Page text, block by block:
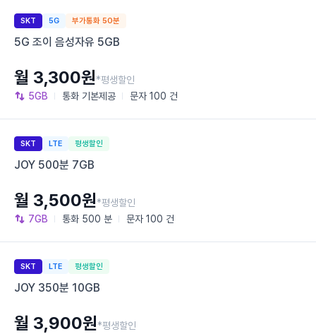
SKT 5G 부가통화 50분
5G 조이 음성자유 5GB
5GB 통화 기본제공 문자 100 건
월 3,300원*평생할인
SKT LTE 평생할인
JOY 500분 7GB
7GB 통화 500 분 문자 100 건
월 3,500원*평생할인
SKT LTE 평생할인
JOY 350분 10GB
월 3,900원*평생할인